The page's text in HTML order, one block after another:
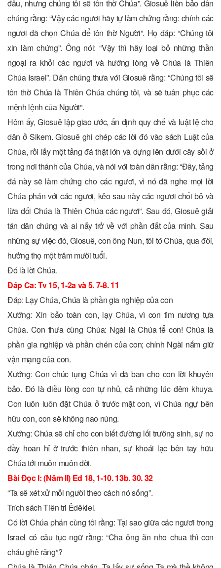
đâu, nhưng chúng tôi sẽ tôn thờ Chúa”. Giosuê liền bảo dân
chúng rằng: “Vậy các ngươi hãy tự làm chứng rằng: chính các
ngươi đã chọn Chúa để tôn thờ Người”. Họ đáp: “Chúng tôi
xin làm chứng”. Ông nói: “Vậy thì hãy loại bỏ những thần
ngoại ra khỏi các ngươi và hướng lòng về Chúa là Thiên
Chúa Israel”. Dân chúng thưa với Giosuê rằng: “Chúng tôi sẽ
tôn thờ Chúa là Thiên Chúa chúng tôi, và sẽ tuân phục các
mệnh lệnh của Người”.
Hôm ấy, Giosuê lập giao ước, ấn định quy chế và luật lệ cho
dân ở Sikem. Giosuê ghi chép các lời đó vào sách Luật của
Chúa, rồi lấy một tảng đá thật lớn và dựng lên dưới cây sồi ở
trong nơi thánh của Chúa, và nói với toàn dân rằng: “Ðây, tảng
đá này sẽ làm chứng cho các ngươi, vì nó đã nghe mọi lời
Chúa phán với các ngươi, kẻo sau này các ngươi chối bỏ và
lừa dối Chúa là Thiên Chúa các ngươi”. Sau đó, Giosuê giải
tán dân chúng và ai nấy trở về với phần đất của mình. Sau
những sự việc đó, Giosuê, con ông Nun, tôi tớ Chúa, qua đời,
hưởng thọ một trăm mười tuổi.
Ðó là lời Chúa.
Ðáp Ca: Tv 15, 1-2a và 5. 7-8. 11
Ðáp: Lạy Chúa, Chúa là phần gia nghiệp của con
Xướng: Xin bảo toàn con, lạy Chúa, vì con tìm nương tựa
Chúa. Con thưa cùng Chúa: Ngài là Chúa tể con! Chúa là
phần gia nghiệp và phần chén của con; chính Ngài nắm giữ
vận mạng của con.
Xướng: Con chúc tụng Chúa vì đã ban cho con lời khuyên
bảo. Ðó là điều lòng con tự nhủ, cả những lúc đêm khuya.
Con luôn luôn đặt Chúa ở trước mặt con, vì Chúa ngự bên
hữu con, con sẽ không nao núng.
Xướng: Chúa sẽ chỉ cho con biết đường lối trường sinh, sự no
đầy hoan hỉ ở trước thiên nhan, sự khoái lạc bên tay hữu
Chúa tới muôn muôn đời.
Bài Ðọc I: (Năm II) Ed 18, 1-10. 13b. 30. 32
“Ta sẽ xét xử mỗi người theo cách nó sống”.
Trích sách Tiên tri Êdêkiel.
Có lời Chúa phán cùng tôi rằng: Tại sao giữa các ngươi trong
Israel có câu tục ngữ rằng: “Cha ông ăn nho chua thì con
cháu ghê răng”?